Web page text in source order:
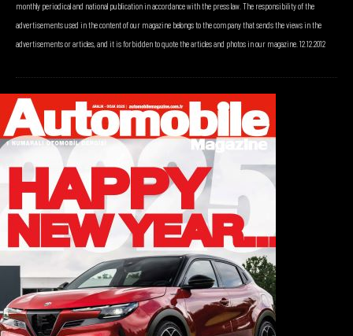
monthly periodical and national publication in accordance with the press law. The responsibility of the
advertisements used in the content of our magazine belongs to the company that sends the views in the
advertisements or articles, and it is forbidden to quote the articles and photos in our magazine. 12.12.2012